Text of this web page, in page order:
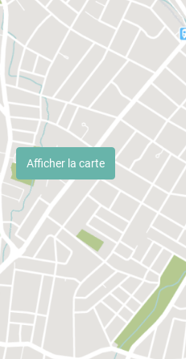
Afficher la carte